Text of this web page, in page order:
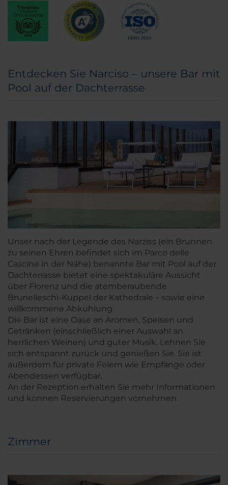
Entdecken Sie Narciso – unsere Bar mit
Pool auf der Dachterrasse
Unser nach der Legende des Narziss (ein Brunnen
zu seinen Ehren befindet sich im Parco delle
Cascine in der Nähe) benannte Bar mit Pool auf der
Dachterrasse bietet eine spektakuläre Aussicht
über Florenz und die atemberaubende
Brunelleschi-Kuppel der Kathedrale – sowie eine
willkommene Abkühlung.
Die Bar ist eine Oase an Aromen, Speisen und
Getränken (einschließlich einer Auswahl an
herrlichen Weinen) und guter Musik. Lehnen Sie
sich entspannt zurück und genießen Sie. Sie ist
außerdem für private Feiern wie Empfänge oder
Abendessen verfügbar.
An der Rezeption erhalten Sie mehr Informationen
und können Reservierungen vornehmen.
Zimmer